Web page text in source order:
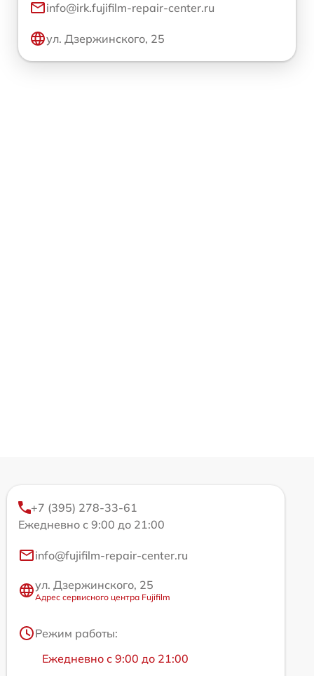
info@irk.fujifilm-repair-center.ru
ул. Дзержинского, 25
+7 (395) 278-33-61
Ежедневно с 9:00 до 21:00
info@fujifilm-repair-center.ru
ул. Дзержинского, 25
Адрес сервисного центра Fujifilm
Режим работы:
Ежедневно с 9:00 до 21:00